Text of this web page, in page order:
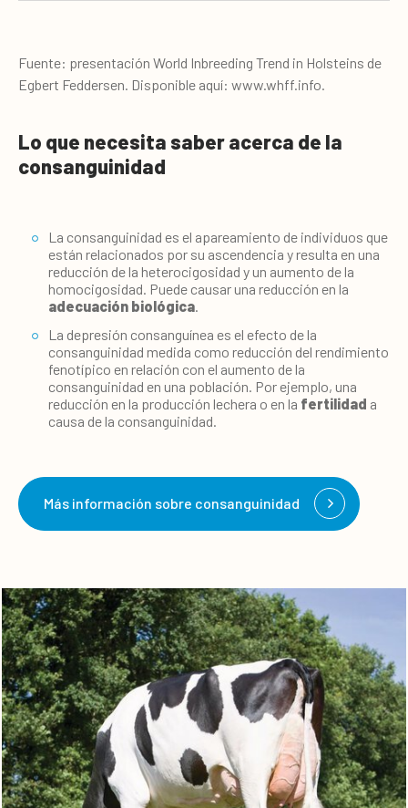
Fuente: presentación World Inbreeding Trend in Holsteins de
Egbert Feddersen. Disponible aquí: www.whff.info.
Lo que necesita saber acerca de la
consanguinidad
La consanguinidad es el apareamiento de individuos que
están relacionados por su ascendencia y resulta en una
reducción de la heterocigosidad y un aumento de la
homocigosidad. Puede causar una reducción en la
adecuación biológica.
La depresión consanguínea es el efecto de la
consanguinidad medida como reducción del rendimiento
fenotípico en relación con el aumento de la
consanguinidad en una población. Por ejemplo, una
reducción en la producción lechera o en la fertilidad a
causa de la consanguinidad.
Más información sobre consanguinidad